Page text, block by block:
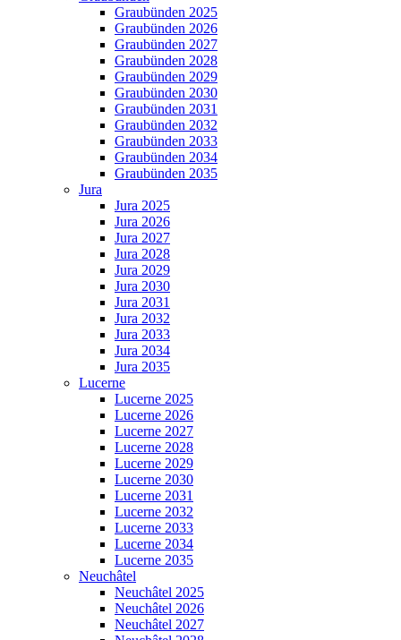
Graubünden 2025
Graubünden 2026
Graubünden 2027
Graubünden 2028
Graubünden 2029
Graubünden 2030
Graubünden 2031
Graubünden 2032
Graubünden 2033
Graubünden 2034
Graubünden 2035
Jura
Jura 2025
Jura 2026
Jura 2027
Jura 2028
Jura 2029
Jura 2030
Jura 2031
Jura 2032
Jura 2033
Jura 2034
Jura 2035
Lucerne
Lucerne 2025
Lucerne 2026
Lucerne 2027
Lucerne 2028
Lucerne 2029
Lucerne 2030
Lucerne 2031
Lucerne 2032
Lucerne 2033
Lucerne 2034
Lucerne 2035
Neuchâtel
Neuchâtel 2025
Neuchâtel 2026
Neuchâtel 2027